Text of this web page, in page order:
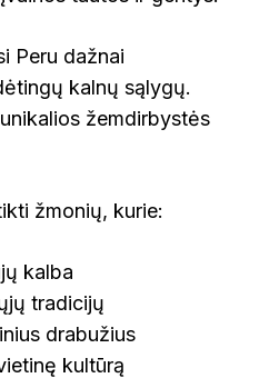
Peru dažnai
kalnų sąlygų.
žemdirbystės
žmonių, kurie:
kalba
tradicijų
drabužius
kultūrą